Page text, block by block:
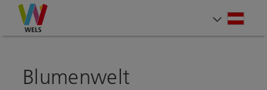
Zum Inhalt
Zur Navigation
Zum Seitenanfang
Blumenwelt